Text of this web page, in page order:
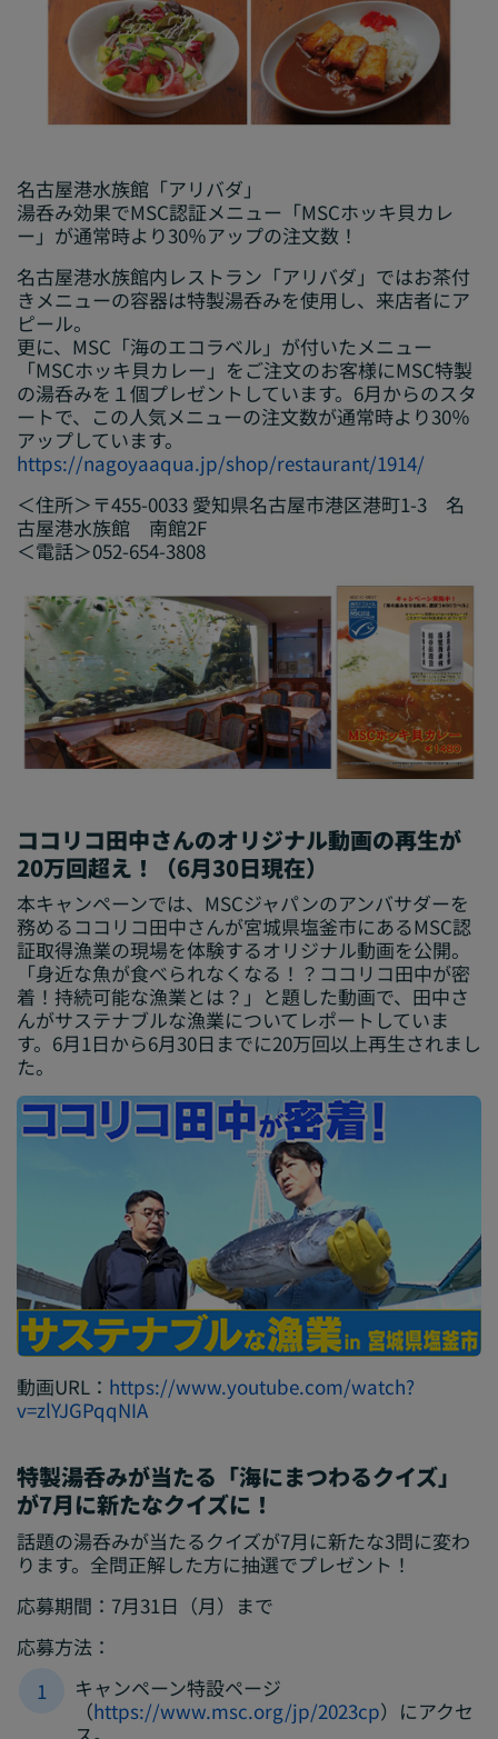
名古屋港水族館「アリバダ」
湯呑み効果でMSC認証メニュー「MSCホッキ貝カレ
ー」が通常時より30％アップの注文数！
名古屋港水族館内レストラン「アリバダ」ではお茶付
きメニューの容器は特製湯呑みを使用し、来店者にア
ピール。
更に、MSC「海のエコラベル」が付いたメニュー
「MSCホッキ貝カレー」をご注文のお客様にMSC特製
の湯呑みを１個プレゼントしています。6月からのスタ
ートで、この人気メニューの注文数が通常時より30％
アップしています。
https://nagoyaaqua.jp/shop/restaurant/1914/
＜住所＞〒455-0033 愛知県名古屋市港区港町1-3 名
古屋港水族館 南館2F
＜電話＞052-654-3808
ココリコ田中さんのオリジナル動画の再生が
20万回超え！（6月30日現在）
本キャンペーンでは、MSCジャパンのアンバサダーを
務めるココリコ田中さんが宮城県塩釜市にあるMSC認
証取得漁業の現場を体験するオリジナル動画を公開。
「身近な魚が食べられなくなる！？ココリコ田中が密
着！持続可能な漁業とは？」と題した動画で、田中さ
んがサステナブルな漁業についてレポートしていま
す。6月1日から6月30日までに20万回以上再生されまし
た。
動画URL： https://www.youtube.com/watch?
v=zlYJGPqqNIA
特製湯呑みが当たる「海にまつわるクイズ」
が7月に新たなクイズに！
話題の湯呑みが当たるクイズが7月に新たな3問に変わ
ります。全問正解した方に抽選でプレゼント！
応募期間 ：7月31日（月）まで
応募方法 ：
キャンペーン特設ページ
（https://www.msc.org/jp/2023cp）にアクセ